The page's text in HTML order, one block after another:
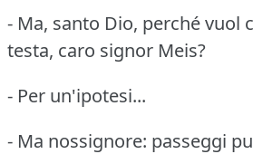
- Ma, santo Dio, perché vuol
testa, caro signor Meis?
- Per un'ipotesi...
- Ma nossignore: passeggi